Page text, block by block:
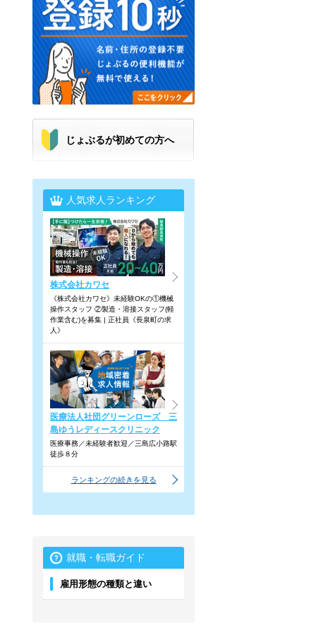
じょぶるが初めての方へ
人気求人ランキング
株式会社カワセ
《株式会社カワセ》未経験OKの①機械
操作スタッフ ②製造・溶接スタッフ(軽
作業含む)を募集 | 正社員《長泉町の求
人》
医療法人社団グリーンローズ 三
島ゆうレディースクリニック
医療事務／未経験者歓迎／三島広小路駅
徒歩８分
ランキングの続きを見る
就職・転職ガイド
雇用形態の種類と違い